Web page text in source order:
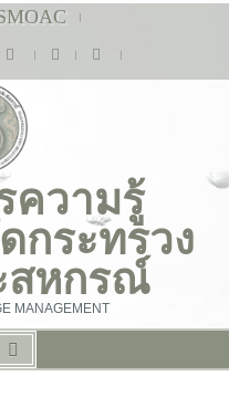
ความรู้
กระทรวง
สหกรณ์
MANAGEMENT